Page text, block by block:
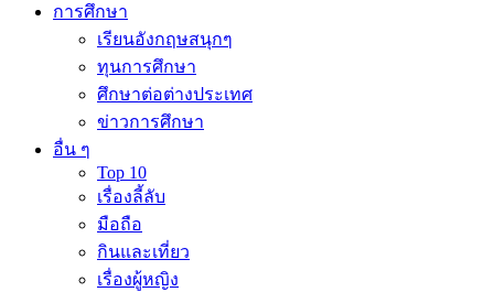
การศึกษา
เรียนอังกฤษสนุกๆ
ทุนการศึกษา
ศึกษาต่อต่างประเทศ
ข่าวการศึกษา
อื่น ๆ
Top 10
เรื่องลี้ลับ
มือถือ
กินและเที่ยว
เรื่องผู้หญิง